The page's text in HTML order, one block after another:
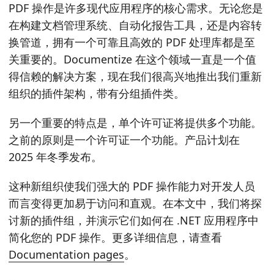
PDF 操作是许多现代应用程序的核心需求。无论您是
在构建文档管理系统、自动化报告工具，还是内容转
换管道，拥有一个可靠且高效的 PDF 处理库都是至
关重要的。Documentize 在这个领域一直是一个值
得信赖的解决方案，现在我们很高兴地推出我们重新
组织的插件架构，带有分组插件类。
另一个重要的特点是，单个许可证将提供多个功能。
之前的原则是一个许可证一个功能。产品计划在
2025 年冬季发布。
这种新组织使我们强大的 PDF 操作能力对开发人员
而言变得更加易于访问和直观。在本文中，我们将探
讨新的插件组，并演示它们如何在 .NET 应用程序中
简化您的 PDF 操作。更多详细信息，请查看
Documentation pages。